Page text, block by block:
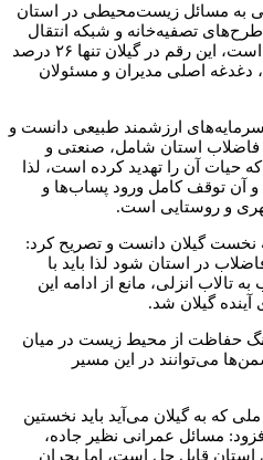
به مسائل زیست‌محیطی در استان
تصفیه‌خانه و شبکه انتقال
فاضلاب در کشور حدود ۶۶ درصد است، این رقم در گیلان تنها ۲۶ درصد
اصلی مدیران و مسئولان
ارزشمند طبیعی دانست و
فاضلاب استان شامل، صنعتی و
حیات آن را تهدید کرده است، لذا
و آن توقف کامل ورود پساب‌ها و
و روستایی است.
گیلان دانست و تصریح کرد:
در استان شود لذا باید با
تالاب انزلی، مانع از ادامه این
گیلان شد.
حفاظت از محیط زیست در میان
می‌توانند در این مسیر
که به گیلان می‌آید باید نخستین
مسائل عمرانی نظیر جاده،
استان قابل حل است، اما بحران